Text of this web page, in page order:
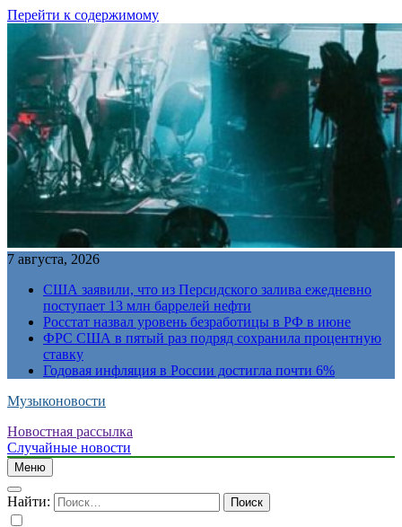
Перейти к содержимому
7 августа, 2026
США заявили, что из Персидского залива ежедневно
поступает 13 млн баррелей нефти
Росстат назвал уровень безработицы в РФ в июне
ФРС США в пятый раз подряд сохранила процентную
ставку
Годовая инфляция в России достигла почти 6%
Музыконовости
Новостная рассылка
Случайные новости
Меню
Найти: